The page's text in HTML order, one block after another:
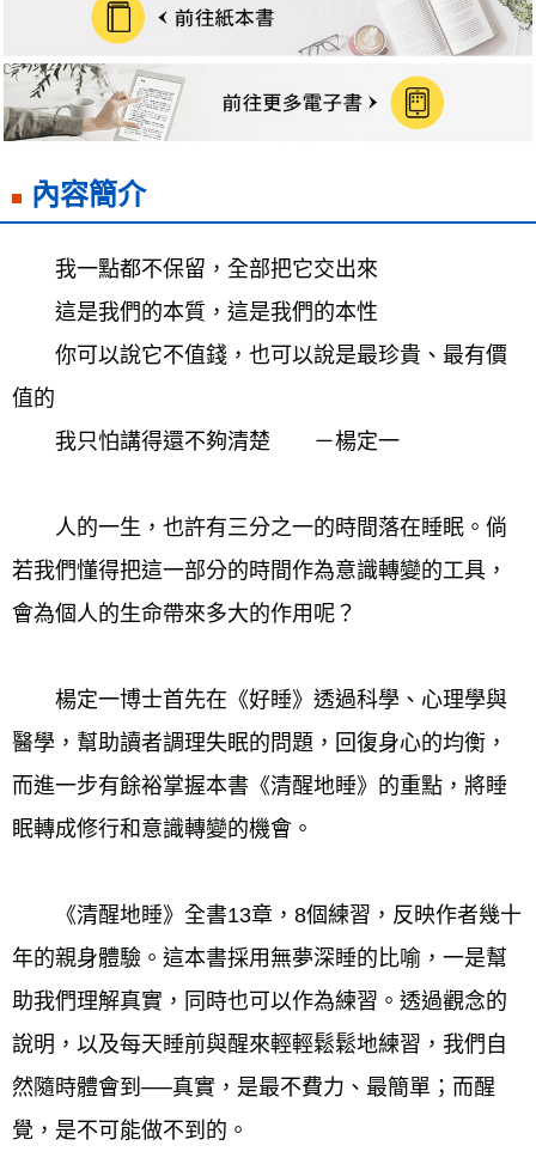
每筆NT$200，滿NT$99,999(含以上)免運費
海外叢書運費
數位商品海外免運
內容簡介
我一點都不保留，全部把它交出來
這是我們的本質，這是我們的本性
你可以說它不值錢，也可以說是最珍貴、最有價
值的
我只怕講得還不夠清楚　　－楊定一
人的一生，也許有三分之一的時間落在睡眠。倘
若我們懂得把這一部分的時間作為意識轉變的工具，
會為個人的生命帶來多大的作用呢？
楊定一博士首先在《好睡》透過科學、心理學與
醫學，幫助讀者調理失眠的問題，回復身心的均衡，
而進一步有餘裕掌握本書《清醒地睡》的重點，將睡
眠轉成修行和意識轉變的機會。
《清醒地睡》全書13章，8個練習，反映作者幾十
年的親身體驗。這本書採用無夢深睡的比喻，一是幫
助我們理解真實，同時也可以作為練習。透過觀念的
說明，以及每天睡前與醒來輕輕鬆鬆地練習，我們自
然隨時體會到──真實，是最不費力、最簡單；而醒
覺，是不可能做不到的。